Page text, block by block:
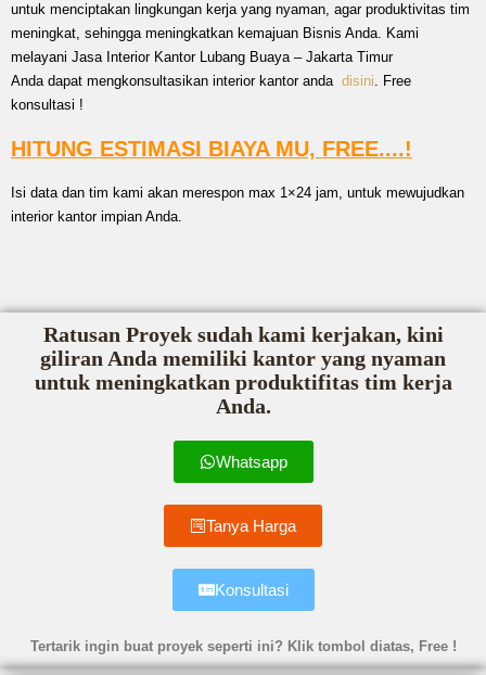
untuk menciptakan lingkungan kerja yang nyaman, agar produktivitas tim
meningkat, sehingga meningkatkan kemajuan Bisnis Anda. Kami
melayani Jasa Interior Kantor Lubang Buaya – Jakarta Timur
Anda dapat mengkonsultasikan interior kantor anda disini. Free
konsultasi !
HITUNG ESTIMASI BIAYA MU, FREE....!
Isi data dan tim kami akan merespon max 1×24 jam, untuk mewujudkan
interior kantor impian Anda.
Ratusan Proyek sudah kami kerjakan, kini
giliran Anda memiliki kantor yang nyaman
untuk meningkatkan produktifitas tim kerja
Anda.
Whatsapp
Tanya Harga
Konsultasi
Tertarik ingin buat proyek seperti ini? Klik tombol diatas, Free !